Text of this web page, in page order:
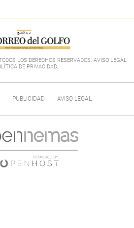
LOS DERECHOS RESERVADOS. AVISO LEGAL
DE PRIVACIDAD.
PUBLICIDAD AVISO LEGAL